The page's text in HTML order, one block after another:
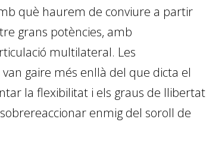
què haurem de conviure a partir
grans potències, amb
multilateral. Les
gaire més enllà del que dicta el
la flexibilitat i els graus de llibertat
enmig del soroll de